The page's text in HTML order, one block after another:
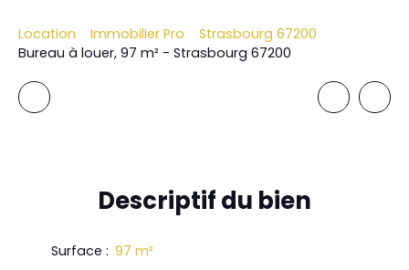
Location Immobilier Pro
Strasbourg 67200
Bureau à louer, 97 m² - Strasbourg 67200
Descriptifdu bien
Surface : 97 m²